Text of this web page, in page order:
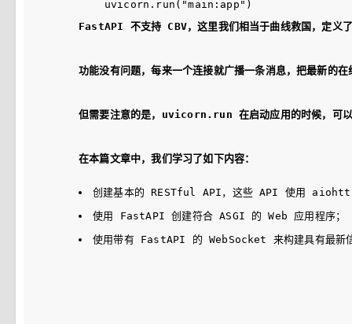
FastAPI 不支持 CBV，这里我们相当于曲线救国，定义
功能没有问题，每来一个连接就广播一条消息，把最新的
但需要注意的是，uvicorn.run 在启动应用的时候，可
在本篇文章中，我们学习了如下内容：
创建基本的 RESTful API，这些 API 使用
使用 FastAPI 创建符合 ASGI 的 Web 应用程序；
使用带有 FastAPI 的 WebSocket 来构建具有最新